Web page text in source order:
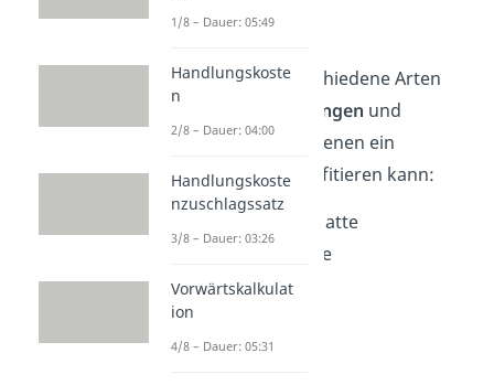
Nachlässe
Es existieren verschiedene Arten
Preisminderungen und
Nachlässen, von denen ein
Unternehmen profitieren kann:
Lieferantenrabatte
Mengenrabatte
Sonderrabatte
Skonto
1/8 – Dauer: 05:49
Handlungskoste
n
2/8 – Dauer: 04:00
Handlungskoste
nzuschlagssatz
3/8 – Dauer: 03:26
Vorwärtskalkulat
ion
4/8 – Dauer: 05:31